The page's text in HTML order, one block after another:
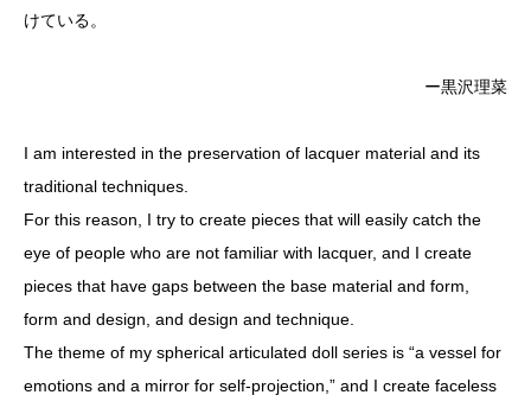
けている。
ー黒沢理菜
I am interested in the preservation of lacquer material and its
traditional techniques.
For this reason, I try to create pieces that will easily catch the
eye of people who are not familiar with lacquer, and I create
pieces that have gaps between the base material and form,
form and design, and design and technique.
The theme of my spherical articulated doll series is “a vessel for
emotions and a mirror for self-projection,” and I create faceless